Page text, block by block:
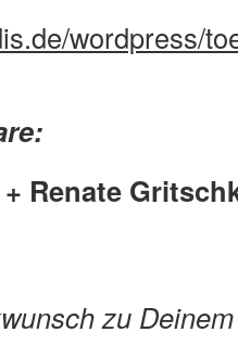
wordpress/
Renate
zu